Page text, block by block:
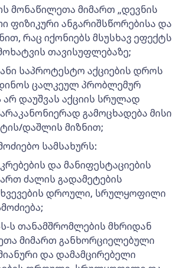
მონაწილეთა მიმართ „დევნის
ფიზიკური ანგარიშსწორებისა და
რაც იქონიებს მსუსხავ ეფექტს
თავისუფლებაზე;
საპროტესტო აქციების დროს
ცალკეულ პრობლემურ
არ დაუშვას აქციის სრულად
გამოცხადება მისი
დაშლის მიზნით;
სამსახურს:
და მანიფესტაციების
ძალის გადამეტების
დროული, სრულყოფილი
ს თანამშრომლების მხრიდან
მიმართ განხორციელებული
და დამამცირებელი